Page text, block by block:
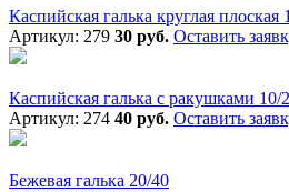
Каспийская галька круглая плоская
Артикул: 279 30 руб. Оставить
Каспийская галька с ракушками 10/
Артикул: 274 40 руб. Оставить
Бежевая галька 20/40